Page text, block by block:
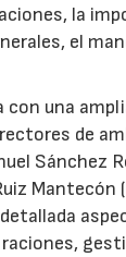
la
el
con una
de
Sánchez
Mantecón